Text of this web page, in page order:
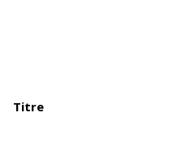
Titre